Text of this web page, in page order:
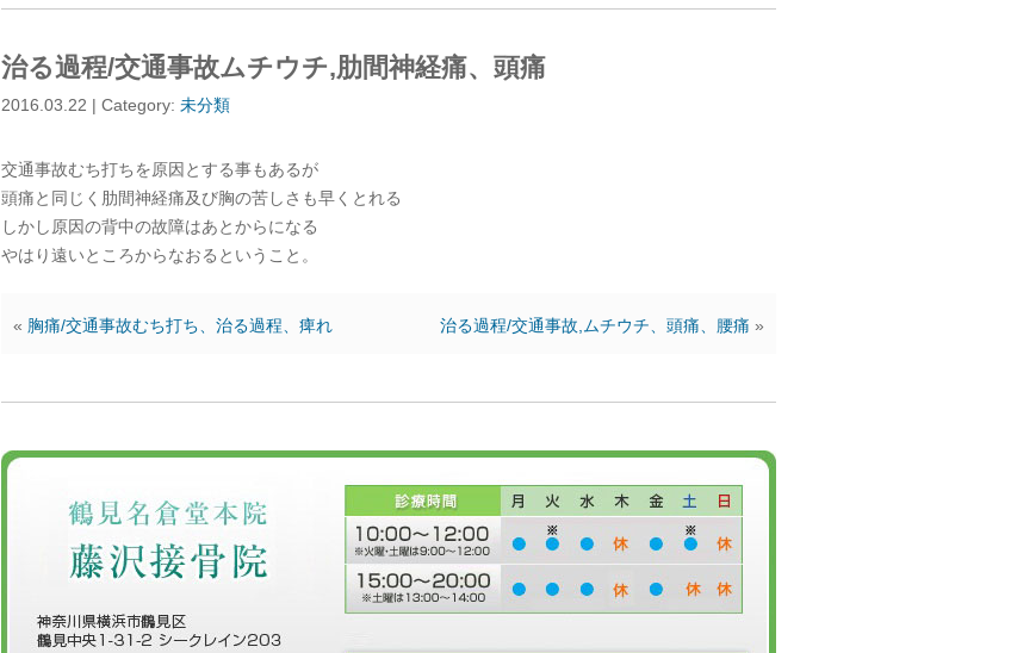
治る過程/交通事故ムチウチ,肋間神経痛、頭痛
2016.03.22 | Category: 未分類
交通事故むち打ちを原因とする事もあるが
頭痛と同じく肋間神経痛及び胸の苦しさも早くとれる
しかし原因の背中の故障はあとからになる
やはり遠いところからなおるということ。
治る過程/交通事故,ムチウチ、頭痛、腰痛 »
« 胸痛/交通事故むち打ち、治る過程、痺れ